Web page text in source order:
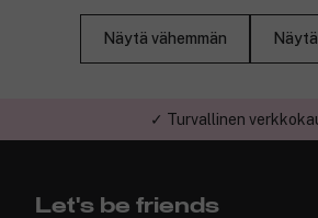
Näytä vähemmän
✓ Turvallinen
Let's be friends